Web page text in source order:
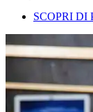
SCOPRI DI